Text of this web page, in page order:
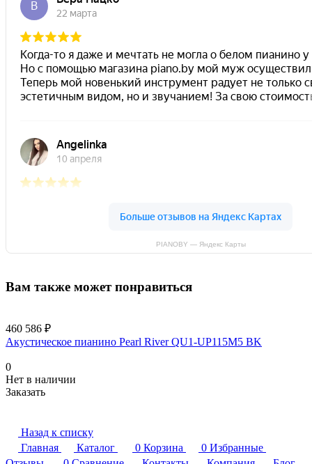
PIANOBY — Яндекс Карты
Вам также может понравиться
460 586 ₽
Акустическое пианино Pearl River QU1-UP115M5 BK
0
Нет в наличии
Заказать
Назад к списку
Главная
Каталог 0 Корзина 0 Избранные